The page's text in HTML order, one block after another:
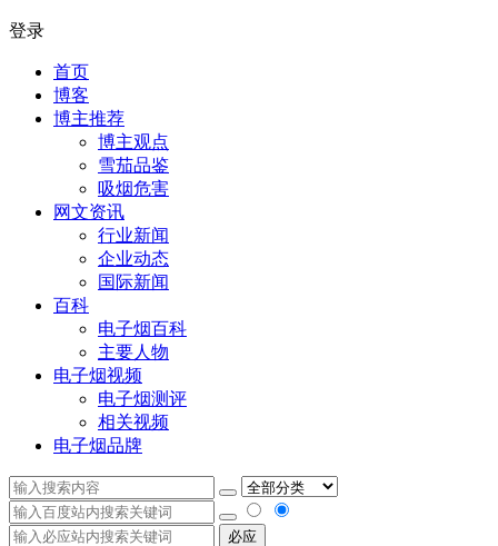
登录
首页
博客
博主推荐
博主观点
雪茄品鉴
吸烟危害
网文资讯
行业新闻
企业动态
国际新闻
百科
电子烟百科
主要人物
电子烟视频
电子烟测评
相关视频
电子烟品牌
必应